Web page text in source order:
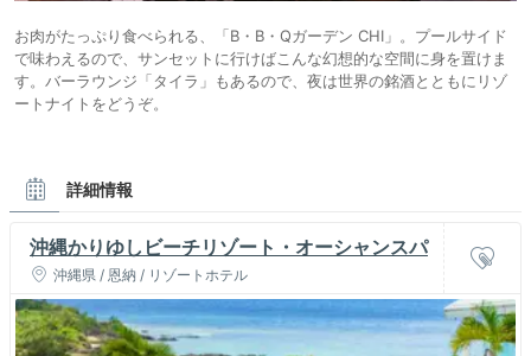
お肉がたっぷり食べられる、「B・B・Qガーデン CHI」。プールサイド
で味わえるので、サンセットに行けばこんな幻想的な空間に身を置けま
す。バーラウンジ「タイラ」もあるので、夜は世界の銘酒とともにリゾ
ートナイトをどうぞ。
詳細情報
沖縄かりゆしビーチリゾート・オーシャンスパ
沖縄県 / 恩納 / リゾートホテル